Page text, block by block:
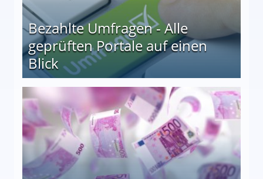
Bezahlte Umfragen - Alle
geprüften Portale auf einen
Blick
auf einen Blick